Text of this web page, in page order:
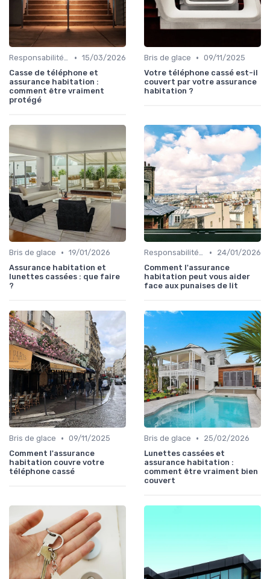
Responsabilité civile • 15/03/2026
Casse de téléphone et
assurance habitation :
comment être vraiment
protégé
Bris de glace • 09/11/2025
Votre téléphone cassé est-il
couvert par votre assurance
habitation ?
Bris de glace • 19/01/2026
Assurance habitation et
lunettes cassées : que faire
?
Responsabilité civile •
24/01/2026
Comment l'assurance
habitation peut vous aider
face aux punaises de lit
Bris de glace • 09/11/2025
Comment l'assurance
habitation couvre votre
téléphone cassé
Bris de glace •
25/02/2026
Lunettes cassées et
assurance habitation :
comment être vraiment bien
couvert